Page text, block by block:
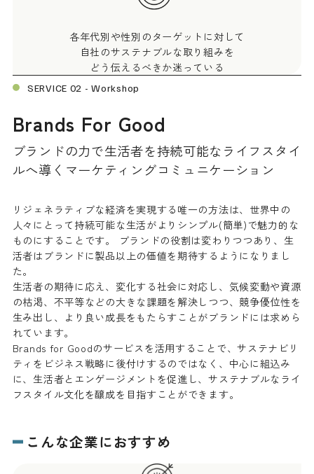
各年代別や性別のターゲットに対して
自社のサステナブルな取り組みを
どう伝えるべきか迷っている
SERVICE 02 - Workshop
Brands For Good
ブランドの力で生活者を持続可能なライフスタイ
ルへ導くマーケティングコミュニケーション
リジェネラティブな経済を実現する唯一の方法は、世界中の
人々にとって持続可能な生活がよりシンプル(簡単)で魅力的な
ものにすることです。 ブランドの役割は変わりつつあり、生
活者はブランドに製品以上の価値を期待するようになりまし
た。
生活者の期待に応え、変化する社会に対応し、気候変動や資源
の枯渇、不平等などの大きな課題を解決しつつ、競争優位性を
生み出し、より良い成長をもたらすことがブランドには求めら
れています。
Brands for Goodのサービスを活用することで、サステナビリ
ティをビジネス戦略に後付けするのではなく、中心に組込み
に、生活者とエンゲージメントを促進し、サステナブルなライ
フスタイル文化を醸成を目指すことができます。
こんな企業におすすめ